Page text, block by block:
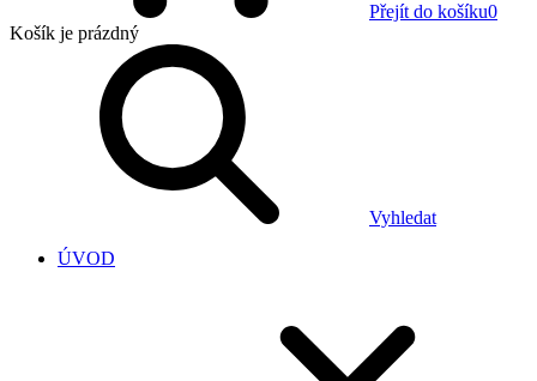
Přejít do košíku0
Košík je prázdný
Vyhledat
ÚVOD